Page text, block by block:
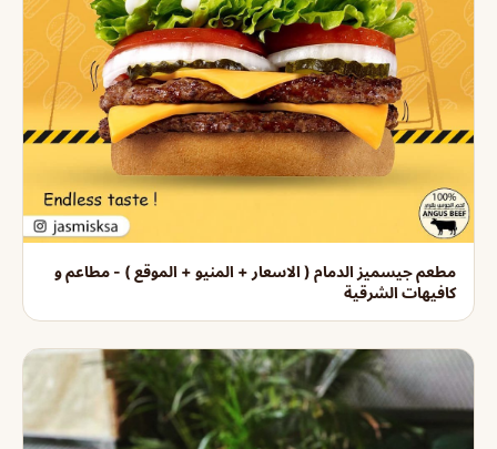
مطعم جيسميز الدمام ( الاسعار + المنيو + الموقع ) - مطاعم و
كافيهات الشرقية